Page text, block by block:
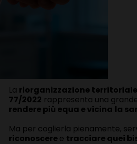
La riorganizzazione territoriale
77/2022 rappresenta una
rendere più equa e vicina la
Ma per coglierla pienamente,
riconosceree tracciare quei